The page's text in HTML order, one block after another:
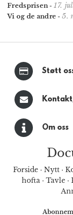
Fredsprisen-17.
Vi og de andre -5.
Støtt
Om oss
Forside · Nytt ·
hofta· Tavle·